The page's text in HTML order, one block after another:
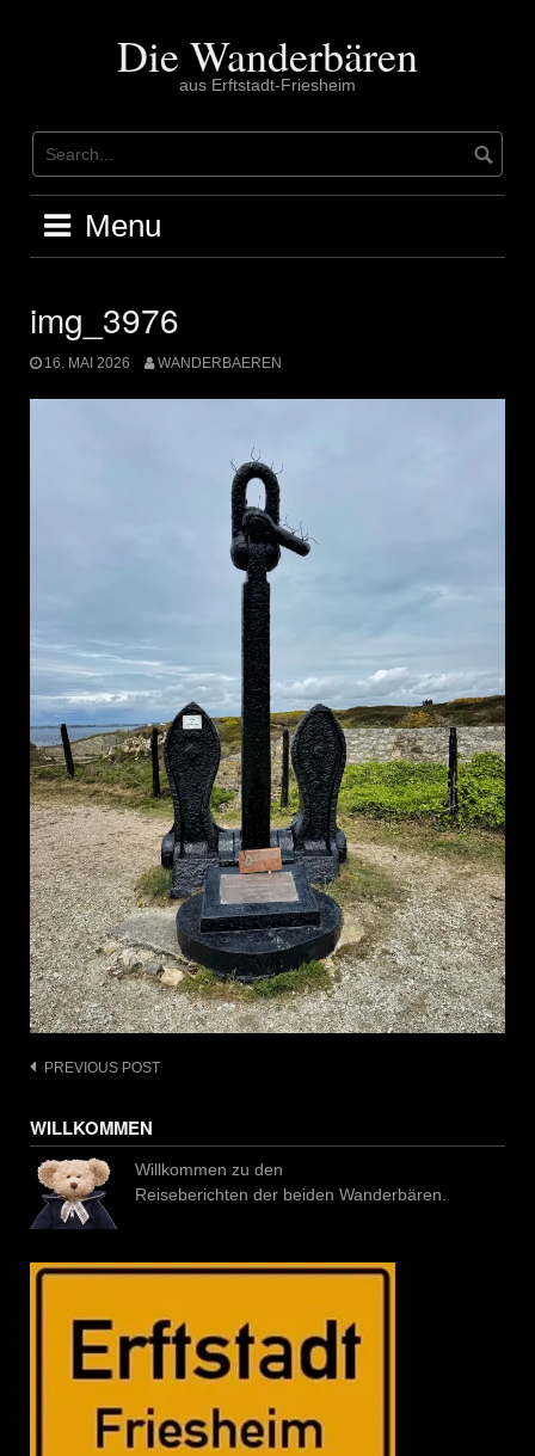
Die Wanderbären
aus Erftstadt-Friesheim
Menu
img_3976
16. MAI 2026 WANDERBAEREN
Post
PREVIOUS POST
WILLKOMMEN
Willkommen zu den
Reiseberichten der beiden Wanderbären.